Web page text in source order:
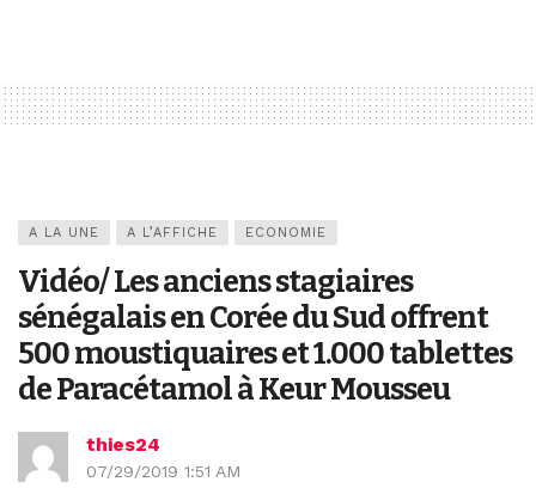
A LA UNE A L’AFFICHE ECONOMIE
Vidéo/ Les anciens stagiaires
sénégalais en Corée du Sud offrent
500 moustiquaires et 1.000 tablettes
de Paracétamol à Keur Mousseu
thies24
07/29/2019 1:51 AM